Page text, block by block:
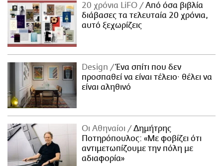
20 χρόνια LiFO
Από όσα βιβλία
διάβασες τα τελευταία 20 χρόνια,
αυτό ξεχωρίζεις
Design
Ένα σπίτι που δεν
προσπαθεί να είναι τέλειο· θέλει να
είναι αληθινό
Οι Αθηναίοι
Δημήτρης
Ποτηρόπουλος: «Με φοβίζει ότι
αντιμετωπίζουμε την πόλη με
αδιαφορία»